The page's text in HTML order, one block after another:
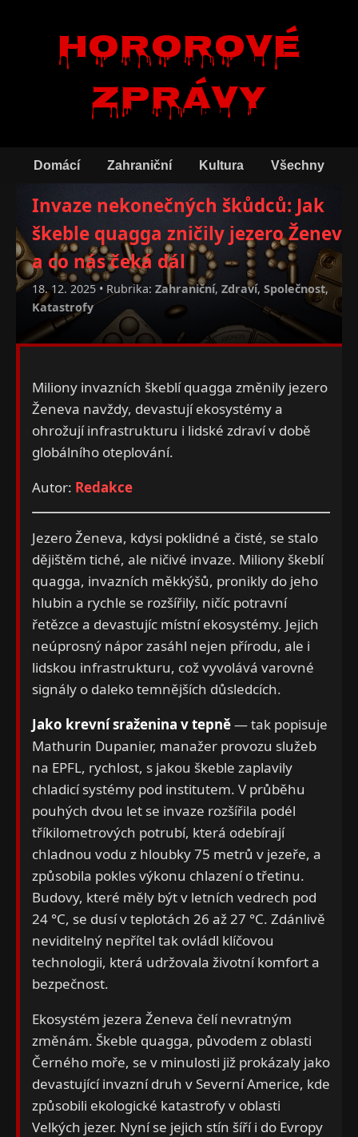
Hororové
zprávy
Domácí Zahraniční Kultura Všechny
Invaze nekonečných škůdců: Jak
škeble quagga zničily jezero Ženeva
a co nás čeká dál
18. 12. 2025 • Rubrika: Zahraniční, Zdraví, Společnost,
Katastrofy
Miliony invazních škeblí quagga změnily jezero
Ženeva navždy, devastují ekosystémy a
ohrožují infrastrukturu i lidské zdraví v době
globálního oteplování.
Autor: Redakce
Jezero Ženeva, kdysi poklidné a čisté, se stalo
dějištěm tiché, ale ničivé invaze. Miliony škeblí
quagga, invazních měkkýšů, pronikly do jeho
hlubin a rychle se rozšířily, ničíc potravní
řetězce a devastujíc místní ekosystémy. Jejich
neúprosný nápor zasáhl nejen přírodu, ale i
lidskou infrastrukturu, což vyvolává varovné
signály o daleko temnějších důsledcích.
Jako krevní sraženina v tepně— tak popisuje
Mathurin Dupanier, manažer provozu služeb
na EPFL, rychlost, s jakou škeble zaplavily
chladicí systémy pod institutem. V průběhu
pouhých dvou let se invaze rozšířila podél
tříkilometrových potrubí, která odebírají
chladnou vodu z hloubky 75 metrů v jezeře, a
způsobila pokles výkonu chlazení o třetinu.
Budovy, které měly být v letních vedrech pod
24 °C, se dusí v teplotách 26 až 27 °C. Zdánlivě
neviditelný nepřítel tak ovládl klíčovou
technologii, která udržovala životní komfort a
bezpečnost.
Ekosystém jezera Ženeva čelí nevratným
změnám. Škeble quagga, původem z oblasti
Černého moře, se v minulosti již prokázaly jako
devastující invazní druh v Severní Americe, kde
způsobili ekologické katastrofy v oblasti
Velkých jezer. Nyní se jejich stín šíří i do Evropy